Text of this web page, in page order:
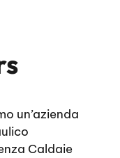
un’azienda
Caldaie